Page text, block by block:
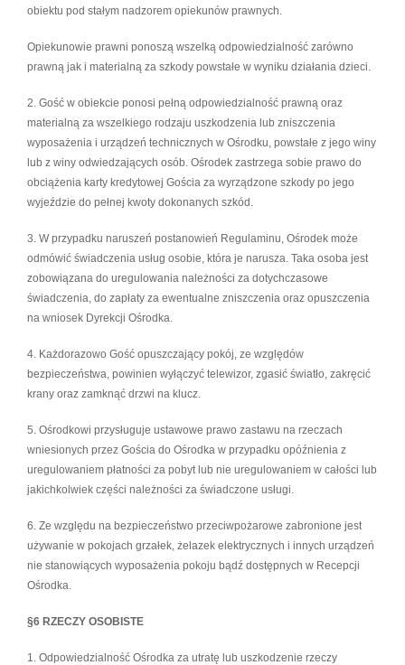
obiektu pod stałym nadzorem opiekunów prawnych.
Opiekunowie prawni ponoszą wszelką odpowiedzialność zarówno
prawną jak i materialną za szkody powstałe w wyniku działania dzieci.
2. Gość w obiekcie ponosi pełną odpowiedzialność prawną oraz
materialną za wszelkiego rodzaju uszkodzenia lub zniszczenia
wyposażenia i urządzeń technicznych w Ośrodku, powstałe z jego winy
lub z winy odwiedzających osób. Ośrodek zastrzega sobie prawo do
obciążenia karty kredytowej Gościa za wyrządzone szkody po jego
wyjeździe do pełnej kwoty dokonanych szkód.
3. W przypadku naruszeń postanowień Regulaminu, Ośrodek może
odmówić świadczenia usług osobie, która je narusza. Taka osoba jest
zobowiązana do uregulowania należności za dotychczasowe
świadczenia, do zapłaty za ewentualne zniszczenia oraz opuszczenia
na wniosek Dyrekcji Ośrodka.
4. Każdorazowo Gość opuszczający pokój, ze względów
bezpieczeństwa, powinien wyłączyć telewizor, zgasić światło, zakręcić
krany oraz zamknąć drzwi na klucz.
5. Ośrodkowi przysługuje ustawowe prawo zastawu na rzeczach
wniesionych przez Gościa do Ośrodka w przypadku opóźnienia z
uregulowaniem płatności za pobyt lub nie uregulowaniem w całości lub
jakichkolwiek części należności za świadczone usługi.
6. Ze względu na bezpieczeństwo przeciwpożarowe zabronione jest
używanie w pokojach grzałek, żelazek elektrycznych i innych urządzeń
nie stanowiących wyposażenia pokoju bądź dostępnych w Recepcji
Ośrodka.
§6 RZECZY OSOBISTE
1. Odpowiedzialność Ośrodka za utratę lub uszkodzenie rzeczy